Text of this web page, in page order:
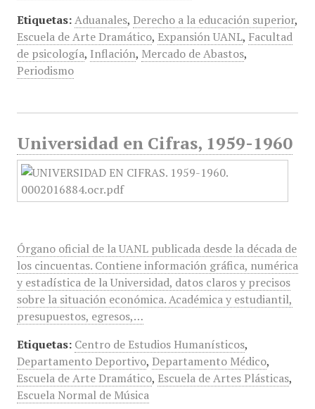
Etiquetas: Aduanales, Derecho a la educación superior,
Escuela de Arte Dramático, Expansión UANL, Facultad
de psicología, Inflación, Mercado de Abastos,
Periodismo
Universidad en Cifras, 1959-1960
Órgano oficial de la UANL publicada desde la década de
los cincuentas. Contiene información gráfica, numérica
y estadística de la Universidad, datos claros y precisos
sobre la situación económica. Académica y estudiantil,
presupuestos, egresos,…
Etiquetas: Centro de Estudios Humanísticos,
Departamento Deportivo, Departamento Médico,
Escuela de Arte Dramático, Escuela de Artes Plásticas,
Escuela Normal de Música